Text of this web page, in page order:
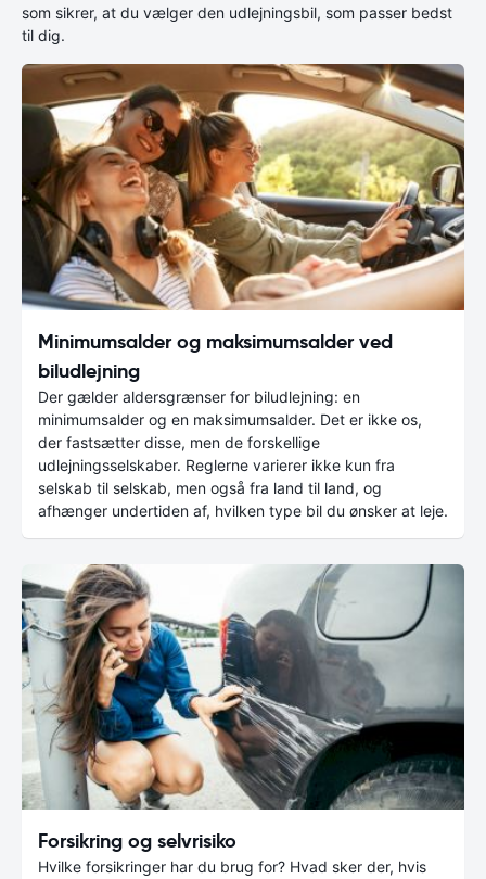
som sikrer, at du vælger den udlejningsbil, som passer bedst
til dig.
Minimumsalder og maksimumsalder ved
biludlejning
Der gælder aldersgrænser for biludlejning: en
minimumsalder og en maksimumsalder. Det er ikke os,
der fastsætter disse, men de forskellige
udlejningsselskaber. Reglerne varierer ikke kun fra
selskab til selskab, men også fra land til land, og
afhænger undertiden af, hvilken type bil du ønsker at leje.
Forsikring og selvrisiko
Hvilke forsikringer har du brug for? Hvad sker der, hvis